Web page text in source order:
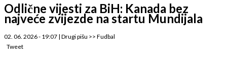
Odlične vijesti za BiH: Kanada bez
najveće zvijezde na startu Mundijala
02. 06. 2026 - 19:07 | Drugi pišu >> Fudbal
Tweet